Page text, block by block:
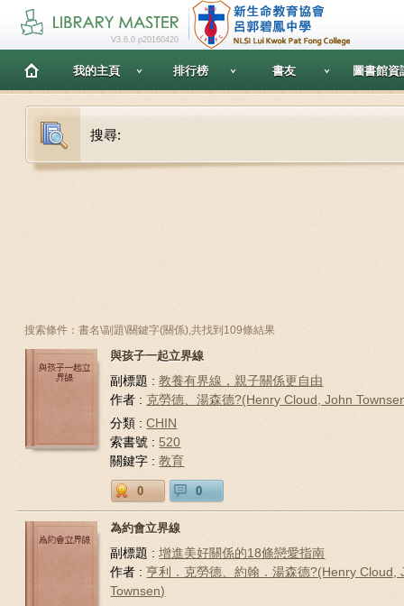
V3.6.0 p20160420
我的主頁 排行榜 書友 圖書館資
搜尋:
搜索條件：書名\副題\關鍵字(關係),共找到109條結果
與孩子一起立界線
副標題 :教養有界線，親子關係更自由
作者 : 克勞德、湯森德?(Henry Cloud, John
分類 :CHIN
索書號 : 520
關鍵字 :教育
0 0
為約會立界線
副標題 :增進美好關係的18條戀愛指南
作者 :亨利．克勞德、約翰．湯森德?(Henry Cloud,
Townsen)